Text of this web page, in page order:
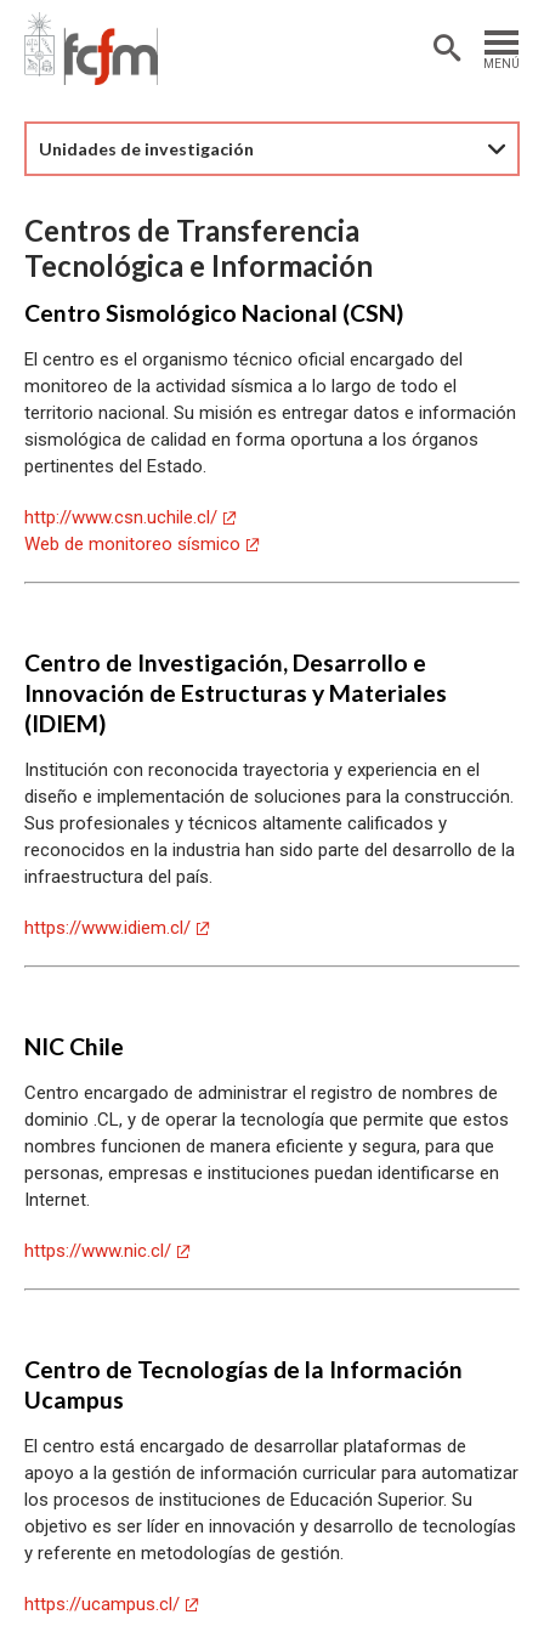
MENÚ
Estudiantes
Académicas/os
Unidades de investigación
Centros de Transferencia
Tecnológica e Información
Centro Sismológico Nacional (CSN)
El centro es el organismo técnico oficial encargado del
monitoreo de la actividad sísmica a lo largo de todo el
territorio nacional. Su misión es entregar datos e información
sismológica de calidad en forma oportuna a los órganos
pertinentes del Estado.
http://www.csn.uchile.cl/
Web de monitoreo sísmico
Centro de Investigación, Desarrollo e
Innovación de Estructuras y Materiales
(IDIEM)
Institución con reconocida trayectoria y experiencia en el
diseño e implementación de soluciones para la construcción.
Sus profesionales y técnicos altamente calificados y
reconocidos en la industria han sido parte del desarrollo de la
infraestructura del país.
https://www.idiem.cl/
NIC Chile
Centro encargado de administrar el registro de nombres de
dominio .CL, y de operar la tecnología que permite que estos
nombres funcionen de manera eficiente y segura, para que
personas, empresas e instituciones puedan identificarse en
Internet.
https://www.nic.cl/
Centro de Tecnologías de la Información
Ucampus
El centro está encargado de desarrollar plataformas de
apoyo a la gestión de información curricular para automatizar
los procesos de instituciones de Educación Superior. Su
objetivo es ser líder en innovación y desarrollo de tecnologías
y referente en metodologías de gestión.
https://ucampus.cl/